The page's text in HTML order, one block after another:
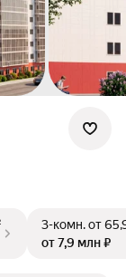
3-комн.от
от 7,9 млн ₽